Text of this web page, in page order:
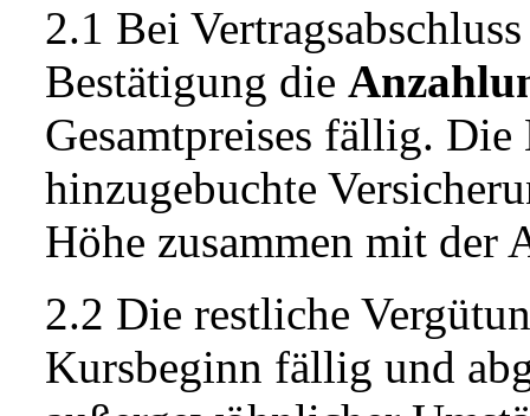
2.1 Bei
Bestätigung die
Gesamtpreises fällig.
hinzugebuchte
Höhe zusammen mit der
2.2 Die restliche
Kursbeginn fällig und